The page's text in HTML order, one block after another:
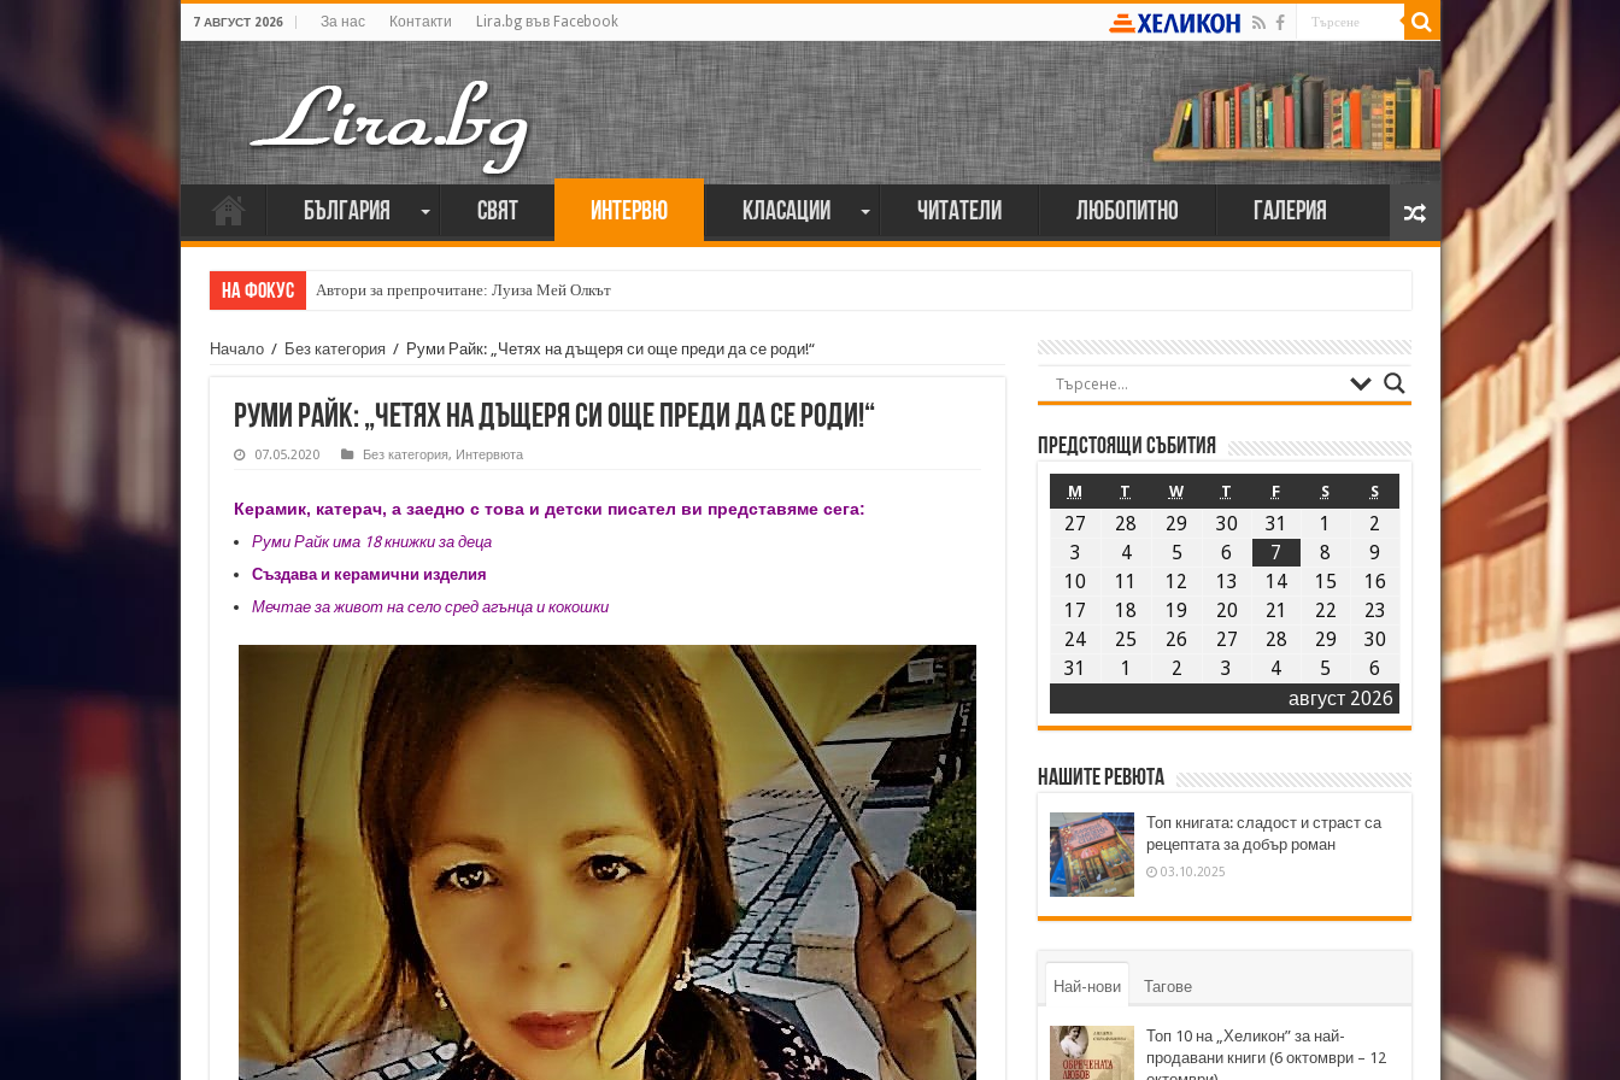
7 АВГУСТ 2026 За нас Контакти Lira.bg във Facebook
България Свят Интервю Класации Читатели Любопитно Галерия
На фокус Автори за препрочитане: Луиза Мей Олкът
Кирил Кадийски: „Плачът на големия поет винаги е и сила, и съпричастност“
Начало / Без категория / Руми Райк: „Четях на дъщеря си още преди да се роди!“
Руми Райк: „Четях на дъщеря си още преди да се роди!“
07.05.2020 Без категория, Интервюта
Керамик, катерач, а заедно с това и детски писател ви представяме сега:
Руми Райк има 18 книжки за деца
Създава и керамични изделия
Мечтае за живот на село сред агънца и кокошки
Предстоящи събития
август 2026
M T W T F S S
27 28 29 30 31 1
2
3
4 5 6 7 8
9
10
11 12 13 14 15
16
17
18 19 20 21 22
23
24
25 26 27 28 29
30
31
1 2 3 4 5 6
Нашите ревюта
Топ книгата: сладост и страст са
рецептата за добър роман
03.10.2025
Най-нови Тагове
Топ 10 на „Хеликон” за най-
продавани книги (6 октомври – 12